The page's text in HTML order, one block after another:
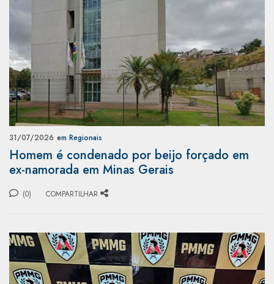
31/07/2026 em Regionais
Homem é condenado por beijo forçado em
ex-namorada em Minas Gerais
(0) COMPARTILHAR